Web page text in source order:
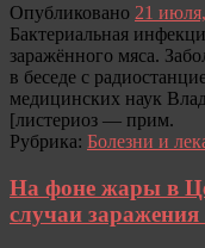
Опубликовано 21
Бактериальная
заражённого мяса.
в беседе с
медицинских наук
[листериоз — прим.
Рубрика: Болезни и
На фоне жары в
случаи